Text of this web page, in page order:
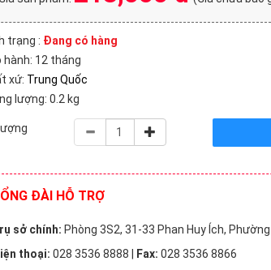
Tajima (1)
Đài Loan (50)
(63)
trạng : Đang có hàng
hành: 12 tháng
xứ: Trung Quốc
lượng: 0.2 kg
ĐÀI HỖ TRỢ
sở chính: Phòng 3S2, 31-33 Phan Huy Ích,
thoại: 028 3536 8888 | Fax: 028 3536 8866